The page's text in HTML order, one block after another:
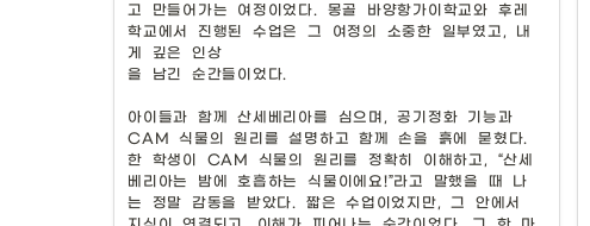
축제 이틀동안 쓰레기를 주은 참가자들에게는 마을
여성들이 손수 만든 간세인형을 선물해주었다
고 만들어가는 여정이었다. 몽골 바양항가이학교와 후레
학교에서 진행된 수업은 그 여정의 소중한 일부였고, 내
게 깊은 인상
을 남긴 순간들이었다.
아이들과 함께 산세베리아를 심으며, 공기정화 기능과
CAM 식물의 원리를 설명하고 함께 손을 흙에 묻혔다.
한 학생이 CAM 식물의 원리를 정확히 이해하고, “산세
베리아는 밤에 호흡하는 식물이에요!”라고 말했을 때 나
는 정말 감동을 받았다. 짧은 수업이었지만, 그 안에서